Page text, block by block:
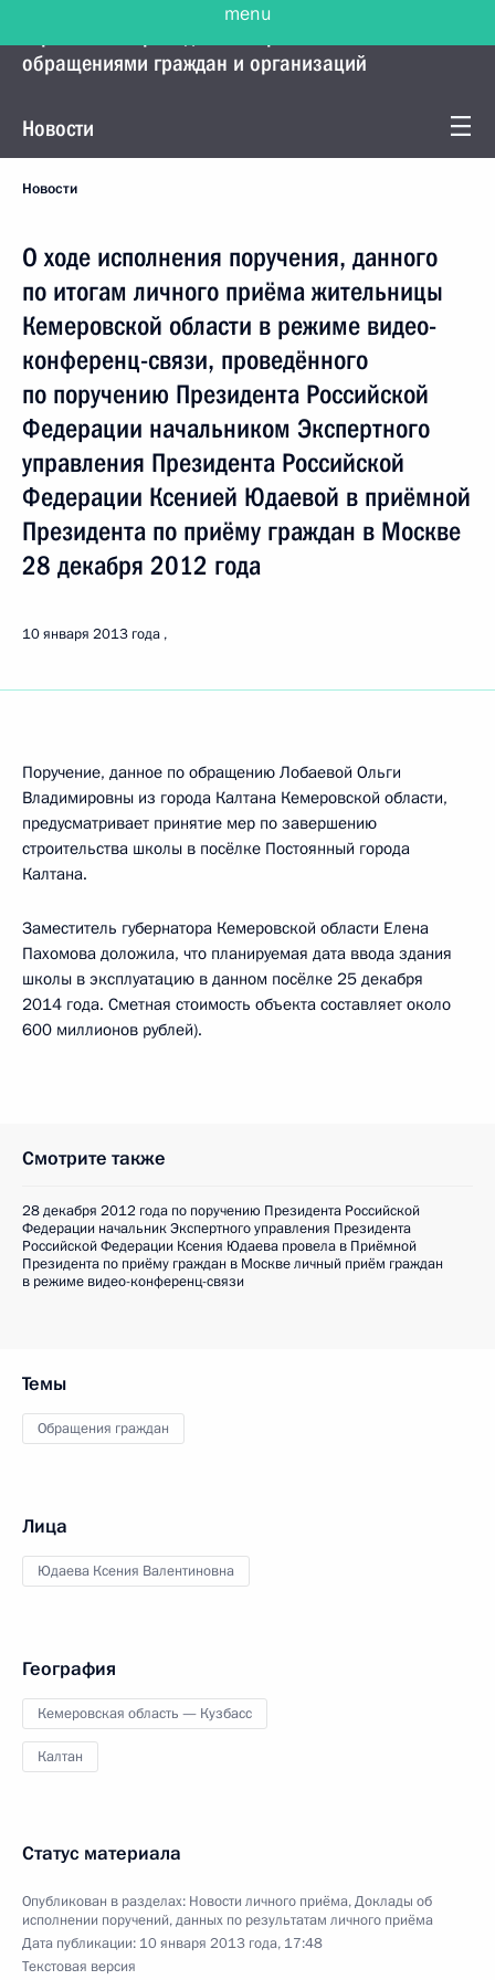
обращениями граждан и организаций
Новости
Новости
О ходе исполнения поручения, данного
по итогам личного приёма жительницы
Кемеровской области в режиме видео-
конференц-связи, проведённого
по поручению Президента Российской
Федерации начальником Экспертного
управления Президента Российской
Федерации Ксенией Юдаевой в приёмной
Президента по приёму граждан в Москве
28 декабря 2012 года
10 января 2013 года
Поручение, данное по обращению Лобаевой Ольги
Владимировны из города Калтана Кемеровской области,
предусматривает принятие мер по завершению
строительства школы в посёлке Постоянный города
Калтана.
Заместитель губернатора Кемеровской области Елена
Пахомова доложила, что планируемая дата ввода здания
школы в эксплуатацию в данном посёлке 25 декабря
2014 года. Сметная стоимость объекта составляет около
600 миллионов рублей).
Смотрите также
28 декабря 2012 года по поручению Президента Российской
Федерации начальник Экспертного управления Президента
Российской Федерации Ксения Юдаева провела в Приёмной
Президента по приёму граждан в Москве личный приём граждан
в режиме видео-конференц-связи
Темы
Обращения граждан
Лица
Юдаева Ксения Валентиновна
География
Кемеровская область — Кузбасс
Калтан
Статус материала
Опубликован в разделах: Новости личного приёма,Доклады об
исполнении поручений, данных по результатам личного приёма
Дата публикации: 10 января 2013 года, 17:48
Текстовая версия